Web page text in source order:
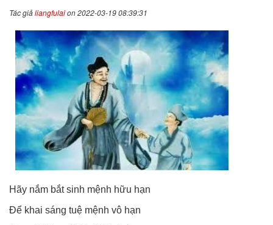
Tác giảliangfulaion 2022-03-19 08:39:31
Hãy nắm bắt sinh mệnh hữu hạn
Để khai sáng tuệ mệnh vô hạn